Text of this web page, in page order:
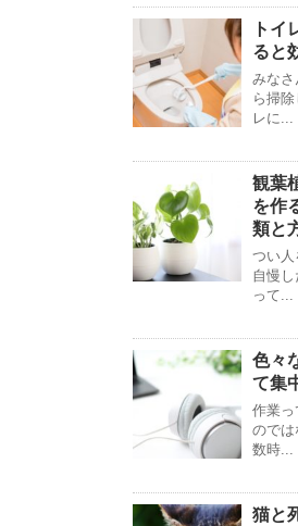
トイ
ると
みなさ
ら掃
レに...
観葉
を作
類と
つい人
自慢
って...
色々
て集
作業っ
のでは
数時...
猫と